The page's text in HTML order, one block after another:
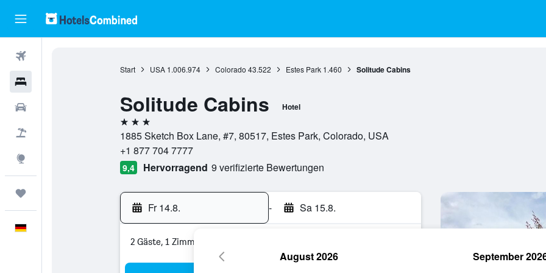
Start USA 1.006.974 Colorado 43.522 Estes Park 1.460 Solitude Cabins
Solitude Cabins Hotel
3 Sterne
1885 Sketch Box Lane, #7, 80517, Estes Park, Colorado, USA
+1 877 704 7777
9,4 Hervorragend 9 verifizierte Bewertungen
Fr 14.8. - Sa 15.8.
2 Gäste, 1 Zimmer
August 2026 September